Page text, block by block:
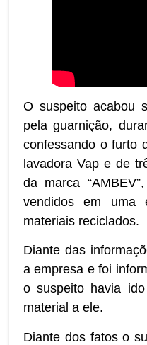
O suspeito acabou
pela guarnição,
confessando o furto
lavadora Vap e de
da marca
vendidos em uma
materiais reciclados.
Diante das
a empresa e foi
o suspeito havia
material a ele.
Diante dos fatos o